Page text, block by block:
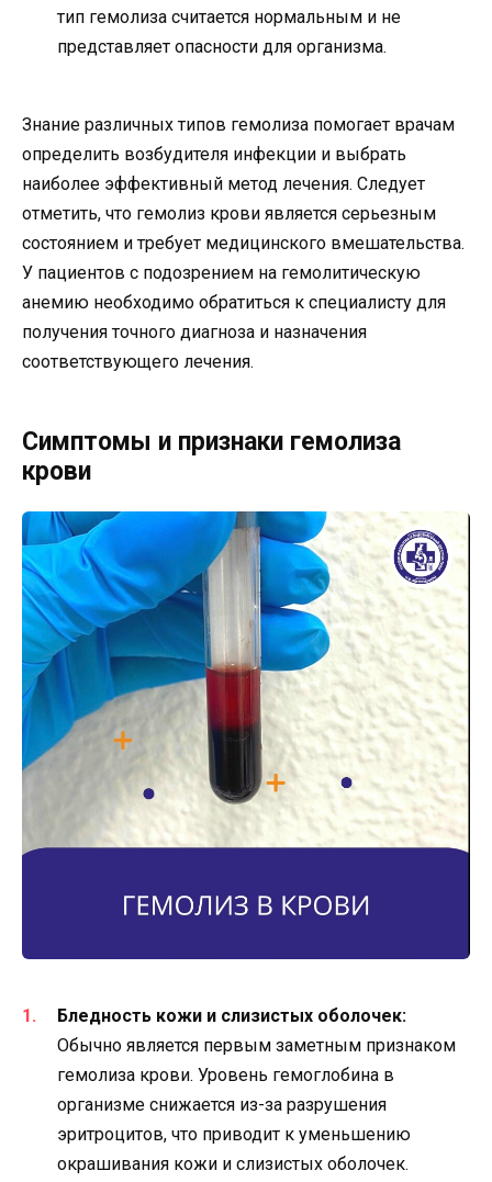
тип гемолиза считается нормальным и не
представляет опасности для организма.
Знание различных типов гемолиза помогает врачам
определить возбудителя инфекции и выбрать
наиболее эффективный метод лечения. Следует
отметить, что гемолиз крови является серьезным
состоянием и требует медицинского вмешательства.
У пациентов с подозрением на гемолитическую
анемию необходимо обратиться к специалисту для
получения точного диагноза и назначения
соответствующего лечения.
Симптомы и признаки гемолиза
крови
Бледность кожи и слизистых оболочек:
Обычно является первым заметным признаком
гемолиза крови. Уровень гемоглобина в
организме снижается из-за разрушения
эритроцитов, что приводит к уменьшению
окрашивания кожи и слизистых оболочек.